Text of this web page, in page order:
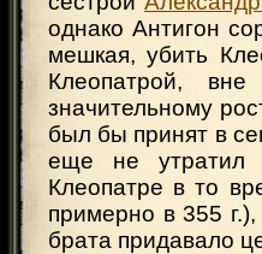
однако Антигон
мешкая, убить
Клеопатрой,
значительному
был бы принят в
еще не утратил
Клеопатре в то
примерно в 355
брата придавало